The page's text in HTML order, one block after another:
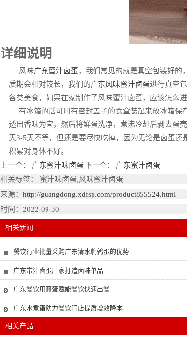
详细说明
风味广东蜜汁卤蛋，我们常见的就是真空包装好的
质期会相对较长，我们的广东风味蜜汁卤蛋进行真空
各类美食，如果在家制作了风味蜜汁卤蛋，应该怎么进
有冰箱的话可用有密封盖子的食盒装起来放冰箱保
透出香味为宜，然后将鲜蛋洗净，煮沸冷却后剥去蛋
天3-5天不等，但还是要尽快吃掉，因为无论是卤蛋
积累对身体不好。
上一个：
广东蜜汁味卤蛋 下一个：
广东蜜汁卤蛋
相关标签： 蜜汁味卤蛋,风味蜜汁卤蛋
来源： http://guangdong.xdfsp.com/product855524.html
时间：2022-09-30
相关新闻
餐饮行业批量采购广东清水鹌鹑蛋的优势
广东带汁卤蛋厂家打造卤味单品
广东餐饮用煎蛋赋能餐饮快速出餐
广东水煮蛋助力餐饮门店提质增效降本
相关产品